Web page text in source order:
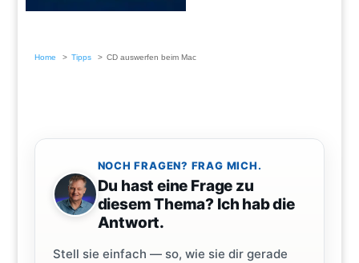
Home Tipps CD auswerfen beim Mac
NOCH FRAGEN? FRAG MICH.
Du hast eine Frage zu
diesem Thema? Ich hab die
Antwort.
Stell sie einfach — so, wie sie dir gerade